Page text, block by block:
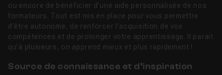
ou encore de bénéficier d’une aide personnalisée de nos
formateurs. Tout est mis en place pour vous permettre
d’être autonome, de renforcer l’acquisition de vos
compétences et de prolonger votre apprentissage. Il parait
qu’à plusieurs, on apprend mieux et plus rapidement !
Source de connaissance et d’inspiration